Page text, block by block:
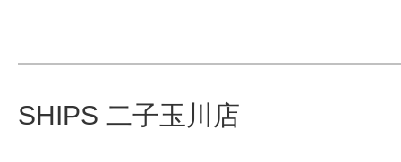
SHIPS 二子玉川店